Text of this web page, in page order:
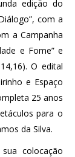
edição do
com a
a Campanha
e Fome” e
O edital
e Espaço
25 anos
para o
da Silva.
colocação